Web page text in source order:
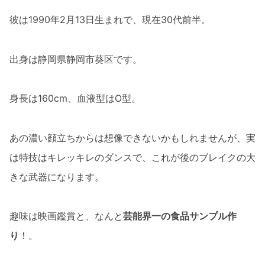
彼は1990年2月13日生まれで、現在30代前半。
出身は静岡県静岡市葵区です。
身長は160cm、血液型はO型。
あの濃い顔立ちからは想像できないかもしれませんが、実
は特技はキレッキレのダンスで、これが後のブレイクの大
きな武器になります。
趣味は映画鑑賞と、なんと芸能界一の食品サンプル作
り ！。